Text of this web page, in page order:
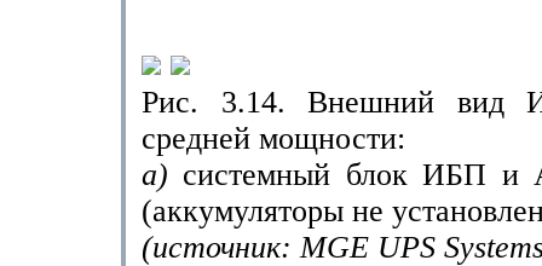
Рис. 3.14. Внешний вид
средней мощности:
а) системный блок ИБП
(аккумуляторы не
(источник:MGE UPS